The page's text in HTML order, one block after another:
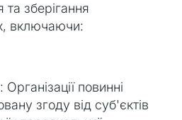
зберігання
включаючи:
повинні
згоду від суб'єктів